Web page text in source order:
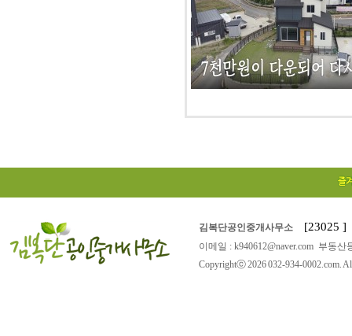
김복단공인중개사무소 [23025 ]
이메일 : k940612@naver.com 부동
Copyrightⓒ 2026 032-934-0002.com.